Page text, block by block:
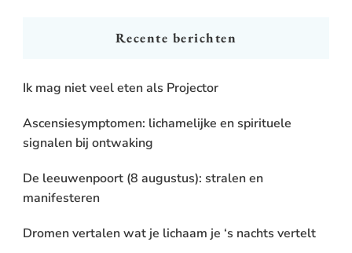
Recente berichten
Ik mag niet veel eten als Projector
Ascensiesymptomen: lichamelijke en spirituele
signalen bij ontwaking
De leeuwenpoort (8 augustus): stralen en
manifesteren
Dromen vertalen wat je lichaam je ‘s nachts vertelt